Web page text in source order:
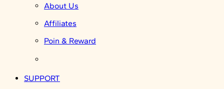
About Us
Affiliates
Poin & Reward
SUPPORT